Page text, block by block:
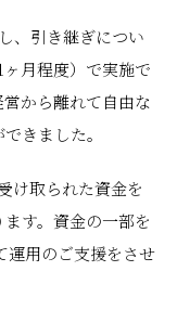
、引き継ぎについ
月程度）で実施で
から離れて自由な
きました。
け取られた資金を
す。資金の一部を
用のご支援をさせ